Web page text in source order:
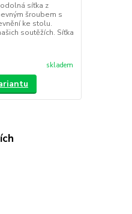
síťka z
šroubem s
ke stolu.
soutěžích. Síťka
skladem